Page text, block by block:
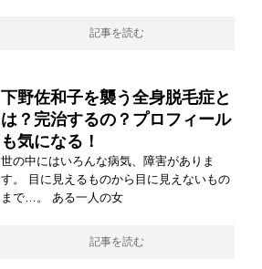
記事を読む
下野佐和子を襲う全身脱毛症と
は？完治するの？プロフィール
も気になる！
世の中にはいろんな病気、障害がありま
す。 目に見えるものから目に見えないもの
まで…。 ある一人の女
記事を読む